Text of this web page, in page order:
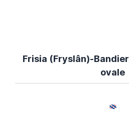
Frisia (Fryslân)-
ovale